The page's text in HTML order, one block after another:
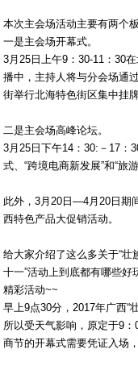
本次主会场活动主要有两个
一是主会场开幕式。
3月25日上午9：30-11：30
播中，主持人将与分会场通
街举行北海特色街区集中挂
二是主会场高峰论坛。
3月25日下午14：30:－17：
式、“跨境电商新发展”和“旅
此外，3月20日—4月20日期
西特色产品大促销活动。
给大家介绍了这么多关于“壮
十一”活动上到底都有哪些
精彩活动~~
早上9点30分，2017年广西“
所以受天气影响，原定于9
商节的开幕式需要凭证入场